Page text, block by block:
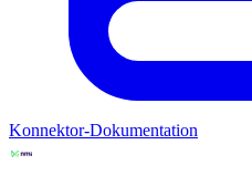
Konnektor-Dokumentation